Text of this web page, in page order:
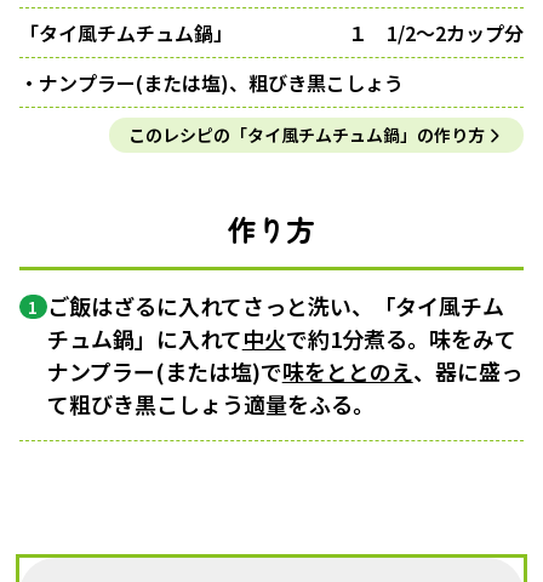
「タイ風チムチュム鍋」
１ 1/2〜2カップ分
・ナンプラー(または塩)、粗びき黒こしょう
このレシピの「タイ風チムチュム鍋」の作り方
作り方
1 ご飯はざるに入れてさっと洗い、「タイ風チム
チュム鍋」に入れて中火で約1分煮る。味をみて
ナンプラー(または塩)で味をととのえ、器に盛っ
て粗びき黒こしょう適量をふる。